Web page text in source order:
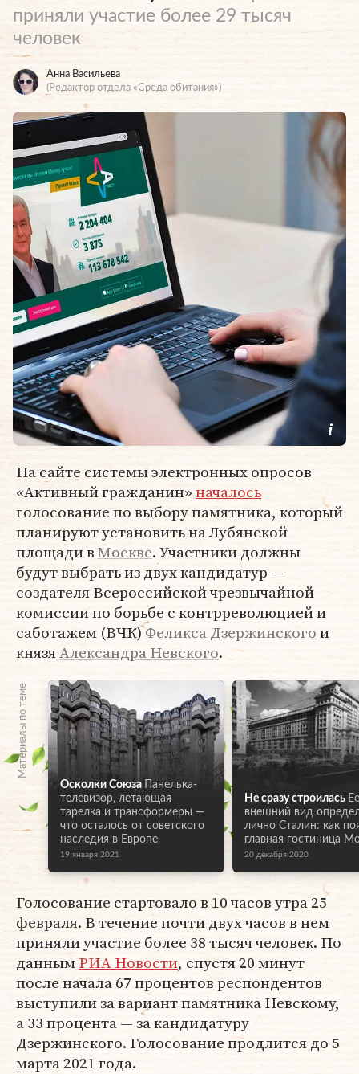
приняли участие более 29 тысяч
человек
Анна Васильева
(Редактор отдела «Среда обитания»)
На сайте системы электронных опросов
«Активный гражданин»началось
голосование по выбору памятника, который
планируют установить на Лубянской
площади вМоскве. Участники должны
будут выбрать из двух кандидатур —
создателя Всероссийской чрезвычайной
комиссии по борьбе с контрреволюцией и
саботажем (ВЧК)Феликса Дзержинскогои
князяАлександра Невского.
Материалы по теме
Осколки Союза
Панелька-
телевизор, летающая
тарелка и трансформеры —
что осталось от советского
наследия в Европе
19 января 2021
Не сразу строилась Ее
внешний вид
лично Сталин: как
главная гостиница
20 декабря 2020
Голосование стартовало в 10 часов утра 25
февраля. В течение почти двух часов в нем
приняли участие более 38 тысяч человек. По
даннымРИА Новости, спустя 20 минут
после начала 67 процентов респондентов
выступили за вариант памятника Невскому,
а 33 процента — за кандидатуру
Дзержинского. Голосование продлится до 5
марта 2021 года.